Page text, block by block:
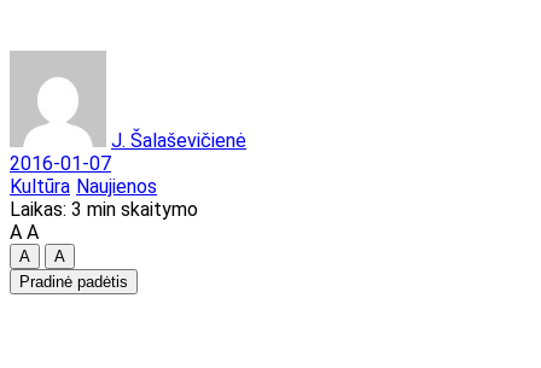
J. Šalaševičienė
2016-01-07
Kultūra Naujienos
Laikas: 3 min skaitymo
A A
A
A
Pradinė padėtis